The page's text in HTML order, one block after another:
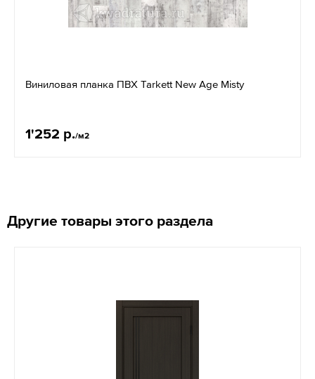
Виниловая планка ПВХ Tarkett New Age Misty
1'252 р./м2
Другие товары этого раздела